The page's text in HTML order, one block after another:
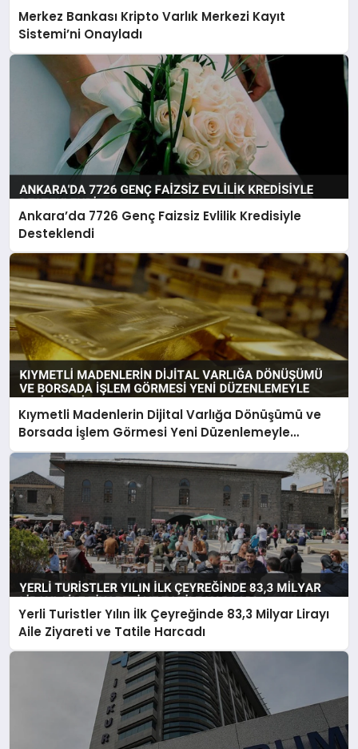
Merkez Bankası Kripto Varlık Merkezi Kayıt
Sistemi’ni Onayladı
Ankara’da 7726 Genç Faizsiz Evlilik Kredisiyle
Desteklendi
Kıymetli Madenlerin Dijital Varlığa Dönüşümü ve
Borsada İşlem Görmesi Yeni Düzenlemeyle
Belirlendi
Yerli Turistler Yılın İlk Çeyreğinde 83,3 Milyar Lirayı
Aile Ziyareti ve Tatile Harcadı